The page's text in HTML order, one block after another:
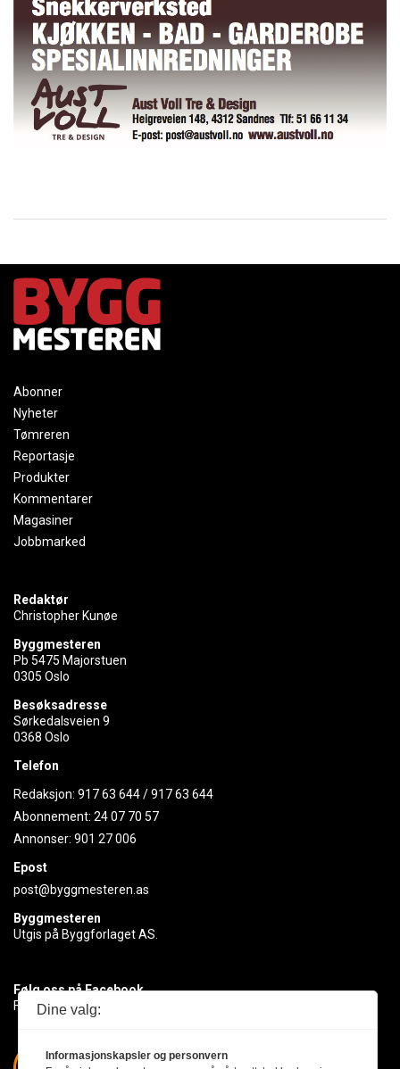
Abonner
Nyheter
Tømreren
Reportasje
Produkter
Kommentarer
Magasiner
Jobbmarked
Redaktør
Christopher Kunøe
Byggmesteren
Pb 5475 Majorstuen
0305 Oslo
Besøksadresse
Sørkedalsveien 9
0368 Oslo
Telefon
Redaksjon: 917 63 644/917 63 644
Abonnement: 24 07 70 57
Annonser: 901 27 006
Epost
post@byggmesteren.as
Byggmesteren
Utgis på Byggforlaget AS.
Følg oss på Facebook
Få med deg det siste innen byggebransjen
Dine valg:
Informasjonskapsler og personvern